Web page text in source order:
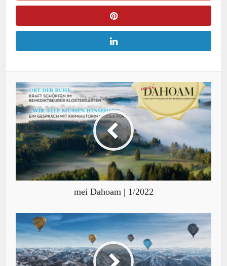
mei Dahoam | 1/2022